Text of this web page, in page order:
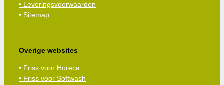
• Leveringsvoorwaarden
• Sitemap
Overige websites
• Friss voor Horeca
• Friss voor Softwash